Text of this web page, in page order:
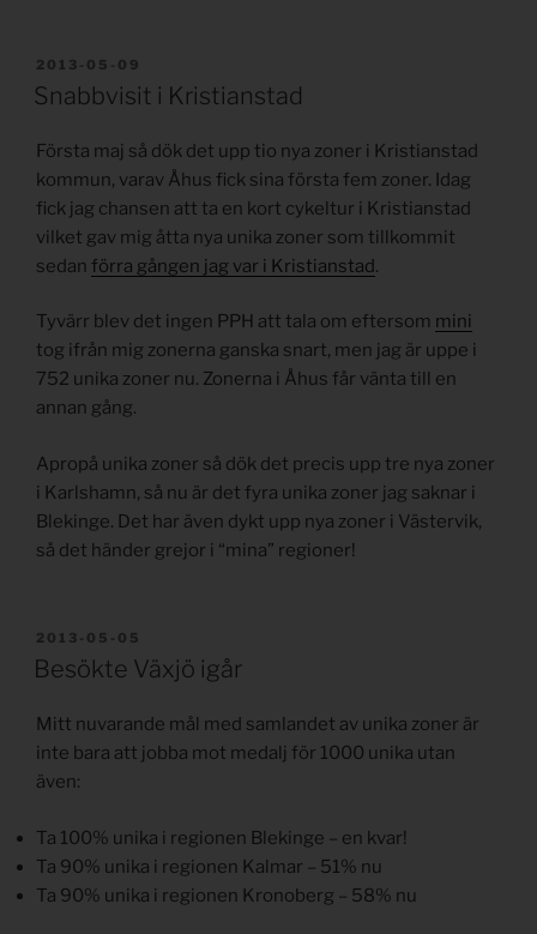
PUBLICERAT
2013-05-09
Snabbvisit i Kristianstad
Första maj så dök det upp tio nya zoner i Kristianstad
kommun, varav Åhus fick sina första fem zoner. Idag
fick jag chansen att ta en kort cykeltur i Kristianstad
vilket gav mig åtta nya unika zoner som tillkommit
sedan förra gången jag var i Kristianstad.
Tyvärr blev det ingen PPH att tala om eftersom mini
tog ifrån mig zonerna ganska snart, men jag är uppe i
752 unika zoner nu. Zonerna i Åhus får vänta till en
annan gång.
Apropå unika zoner så dök det precis upp tre nya zoner
i Karlshamn, så nu är det fyra unika zoner jag saknar i
Blekinge. Det har även dykt upp nya zoner i Västervik,
så det händer grejor i “mina” regioner!
PUBLICERAT
2013-05-05
Besökte Växjö igår
Mitt nuvarande mål med samlandet av unika zoner är
inte bara att jobba mot medalj för 1000 unika utan
även:
Ta 100% unika i regionen Blekinge – en kvar!
Ta 90% unika i regionen Kalmar – 51% nu
Ta 90% unika i regionen Kronoberg – 58% nu